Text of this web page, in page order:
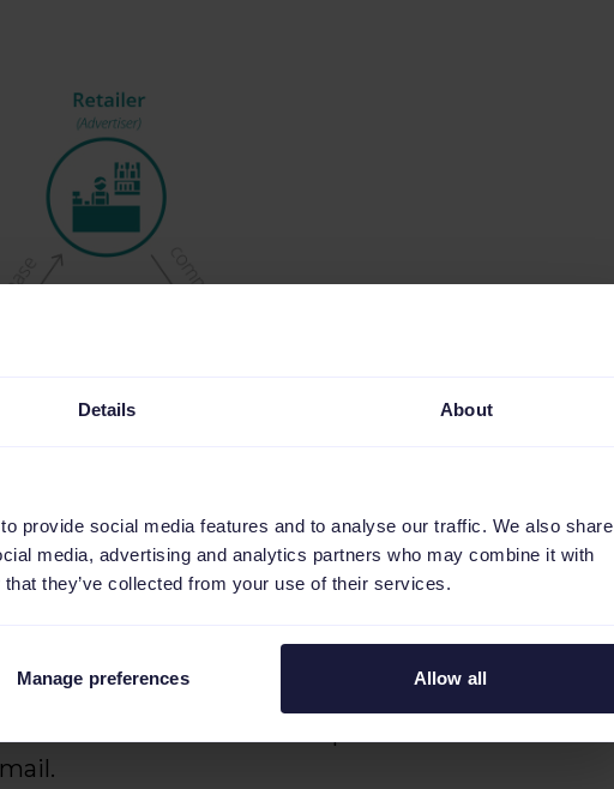
Details About
provide social media features and to analyse our traffic. We also share
media, advertising and analytics partners who may combine it with
they’ve collected from your use of their services.
Manage preferences Allow all
Tradedoubler in Channable